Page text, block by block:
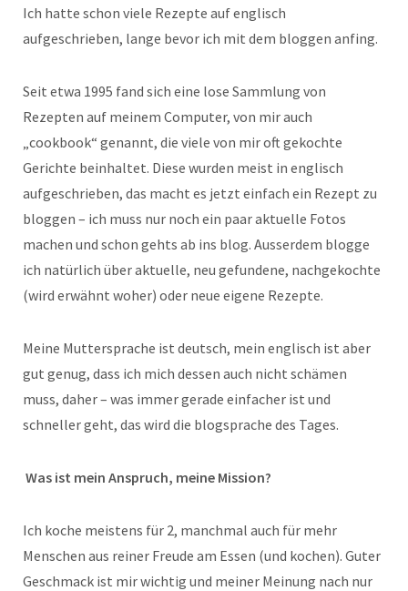
Ich hatte schon viele Rezepte auf englisch
aufgeschrieben, lange bevor ich mit dem bloggen anfing.
Seit etwa 1995 fand sich eine lose Sammlung von
Rezepten auf meinem Computer, von mir auch
„cookbook“ genannt, die viele von mir oft gekochte
Gerichte beinhaltet. Diese wurden meist in englisch
aufgeschrieben, das macht es jetzt einfach ein Rezept zu
bloggen – ich muss nur noch ein paar aktuelle Fotos
machen und schon gehts ab ins blog. Ausserdem blogge
ich natürlich über aktuelle, neu gefundene, nachgekochte
(wird erwähnt woher) oder neue eigene Rezepte.
Meine Muttersprache ist deutsch, mein englisch ist aber
gut genug, dass ich mich dessen auch nicht schämen
muss, daher – was immer gerade einfacher ist und
schneller geht, das wird die blogsprache des Tages.
Was ist mein Anspruch, meine Mission?
Ich koche meistens für 2, manchmal auch für mehr
Menschen aus reiner Freude am Essen (und kochen). Guter
Geschmack ist mir wichtig und meiner Meinung nach nur